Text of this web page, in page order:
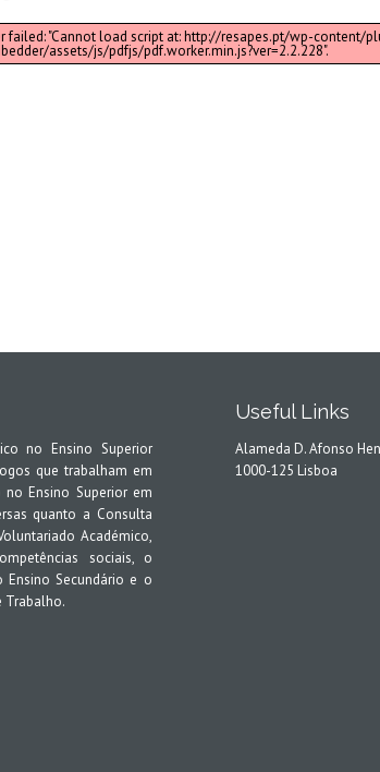
failed: "Cannot load script at: http://resapes.pt/wp-content/
assets/js/pdfjs/pdf.worker.min.js?ver=2.2.228".
no Ensino Superior
que trabalham em
Ensino Superior em
quanto a Consulta
Académico,
sociais, o
Ensino Secundário e o
Trabalho.
Useful Links
Alameda D. Afonso
1000-125 Lisboa